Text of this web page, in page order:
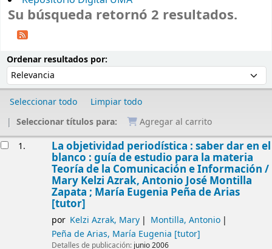
Su búsqueda retornó 2 resultados.
Ordenar resultados por:
Seleccionar todo
Limpiar todo
Seleccionar títulos para:
Agregar al carrito
1. La objetividad periodística : saber dar en el
blanco : guía de estudio para la materia
Teoría de la Comunicación e Información /
Mary Kelzi Azrak, Antonio José Montilla
Zapata ; María Eugenia Peña de Arias
[tutor]
por Kelzi Azrak, Mary
Montilla, Antonio
Peña de Arias, María Eugenia [tutor]
Detalles de publicación: junio 2006